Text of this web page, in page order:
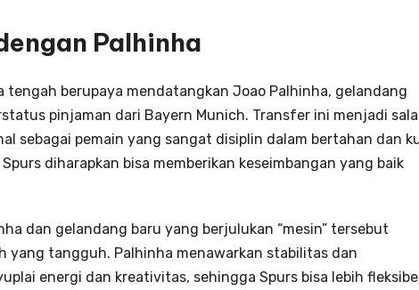
Palhinha
tengah berupaya mendatangkan Joao Palhinha, gelandang
pinjaman dari Bayern Munich. Transfer ini menjadi
sebagai pemain yang sangat disiplin dalam bertahan dan
diharapkan bisa memberikan keseimbangan yang baik
dan gelandang baru yang berjulukan “mesin” tersebut
yang tangguh. Palhinha menawarkan stabilitas dan
energi dan kreativitas, sehingga Spurs bisa lebih